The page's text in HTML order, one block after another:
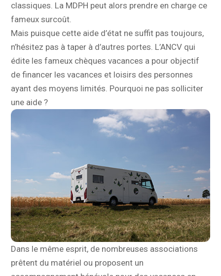
classiques. La MDPH peut alors prendre en charge ce
fameux surcoût.
Mais puisque cette aide d’état ne suffit pas toujours,
n’hésitez pas à taper à d’autres portes. L’ANCV qui
édite les fameux chèques vacances a pour objectif
de financer les vacances et loisirs des personnes
ayant des moyens limités. Pourquoi ne pas solliciter
une aide ?
Dans le même esprit, de nombreuses associations
prêtent du matériel ou proposent un